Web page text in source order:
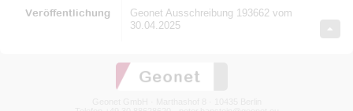
Veröffentlichung
Geonet Ausschreibung 193662 vom
30.04.2025